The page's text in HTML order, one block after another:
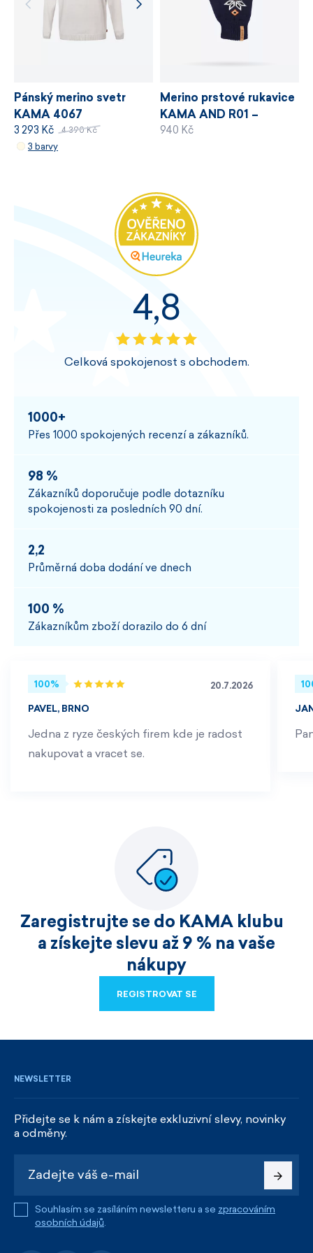
Pánský merino svetr
KAMA 4067
3 293 Kč 4 390 Kč
3 barvy
Merino prstové rukavice
KAMA AND R01 –
Andorra 2022
940 Kč
4,8
Celková spokojenost s obchodem.
1000+
Přes 1000 spokojených recenzí a zákazníků.
98 %
Zákazníků doporučuje podle dotazníku
spokojenosti za posledních 90 dní.
2,2
Průměrná doba dodání ve dnech
100 %
Zákazníkům zboží dorazilo do 6 dní
100% 20.7.2026
PAVEL, BRNO
Jedna z ryze českých firem kde je radost
nakupovat a vracet se.
Zaregistrujte se do KAMA klubu
a získejte slevu až 9 % na vaše
nákupy
REGISTROVAT SE
NEWSLETTER
Přidejte se k nám a získejte exkluzivní slevy, novinky
a odměny.
Souhlasím se zasíláním newsletteru a se zpracováním
osobních údajů.